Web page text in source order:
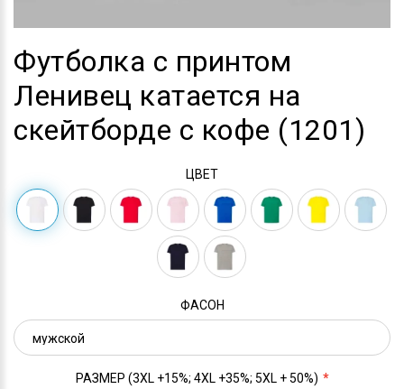
Футболка с принтом
Ленивец катается на
скейтборде с кофе (1201)
ЦВЕТ
ФАСОН
РАЗМЕР (3XL +15%; 4XL +35%; 5XL + 50%)